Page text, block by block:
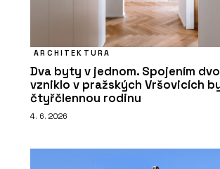
ARCHITEKTURA
Dva byty v jednom. Spojením
vzniklo v pražských Vršovicích
čtyřčlennou rodinu
4. 6. 2026